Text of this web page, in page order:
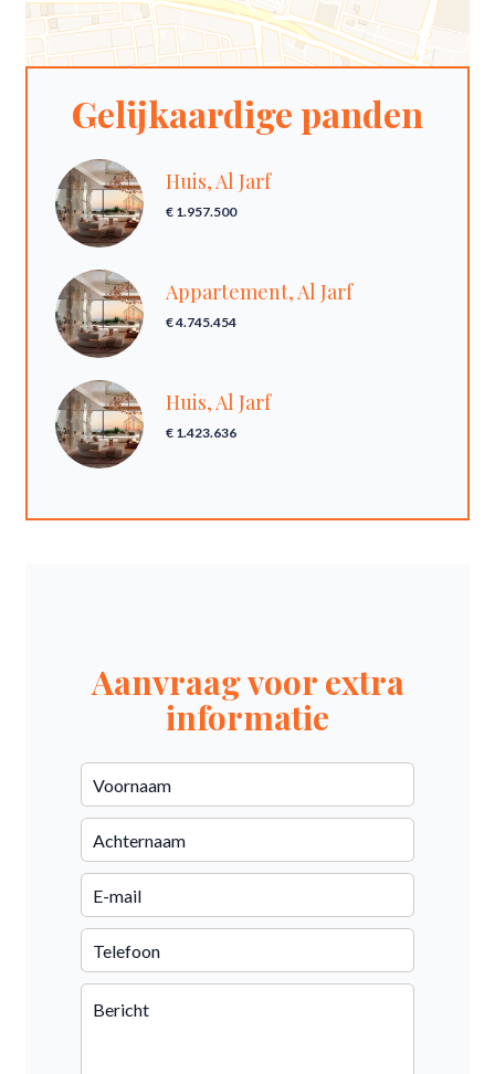
Gelijkaardige panden
Huis, Al Jarf
€ 1.957.500
Appartement, Al Jarf
€ 4.745.454
Huis, Al Jarf
€ 1.423.636
Aanvraag voor extra
informatie